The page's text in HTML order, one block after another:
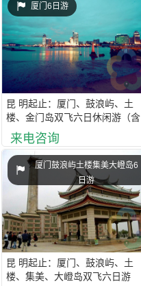
厦门6日游
昆 明起止：厦门、鼓浪屿、土
楼、金门岛双飞六日休闲游（含
往返机票及机场建设费和燃油
税，赠送保险，签订正式旅游合
同，特色精品酒店住宿，保证无
强消，亲身感受文艺清新范）
来电咨询
厦门鼓浪屿土楼集美大嶝岛6
日游
昆 明起止：厦门、鼓浪屿、土
楼、集美、大嶝岛双飞六日游